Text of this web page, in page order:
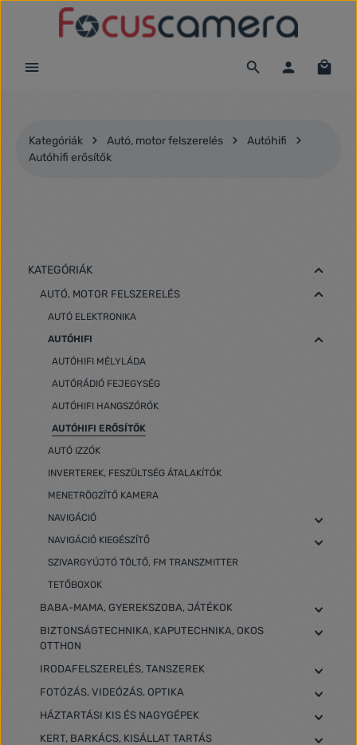
Ugrás a fő tartalomra
Kategóriák Autó, motor felszerelés
Autóhifi
Autóhifi erősítők
KATEGÓRIÁK
AUTÓ, MOTOR FELSZERELÉS
AUTÓ ELEKTRONIKA
AUTÓHIFI
AUTÓHIFI MÉLYLÁDA
AUTÓRÁDIÓ FEJEGYSÉG
AUTÓHIFI HANGSZÓRÓK
AUTÓHIFI ERŐSÍTŐK
AUTÓ IZZÓK
INVERTEREK, FESZÜLTSÉG ÁTALAKÍTÓK
MENETRÖGZÍTŐ KAMERA
NAVIGÁCIÓ
NAVIGÁCIÓ KIEGÉSZÍTŐ
SZIVARGYÚJTÓ TÖLTŐ, FM TRANSZMITTER
TETŐBOXOK
BABA-MAMA, GYEREKSZOBA, JÁTÉKOK
BIZTONSÁGTECHNIKA, KAPUTECHNIKA, OKOS
OTTHON
IRODAFELSZERELÉS, TANSZEREK
FOTÓZÁS, VIDEÓZÁS, OPTIKA
HÁZTARTÁSI KIS ÉS NAGYGÉPEK
KERT, BARKÁCS, KISÁLLAT TARTÁS